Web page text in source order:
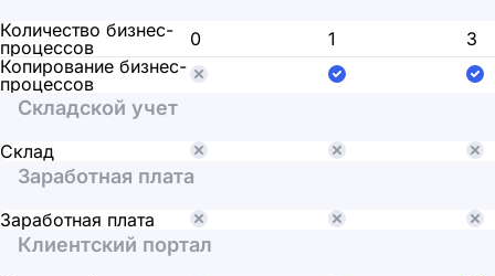
Количество бизнес-
процессов
0 1
3
Копирование бизнес-
процессов
Складской учет
Склад
Заработная плата
Заработная плата
Клиентский портал